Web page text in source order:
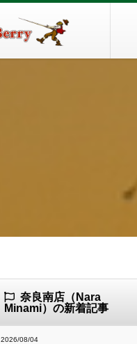
奈良南店（Nara
Minami）の新着記事
2026/08/04